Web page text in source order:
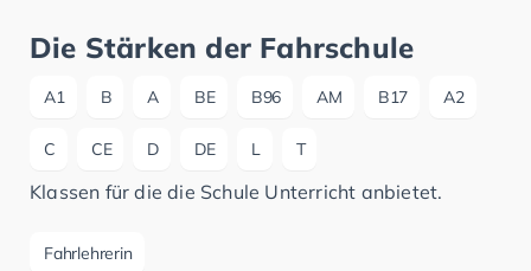
Die Stärken der Fahrschule
A1 B A BE B96 AM B17 A2
C CE D DE L T
Klassen für die die Schule Unterricht anbietet.
Fahrlehrerin